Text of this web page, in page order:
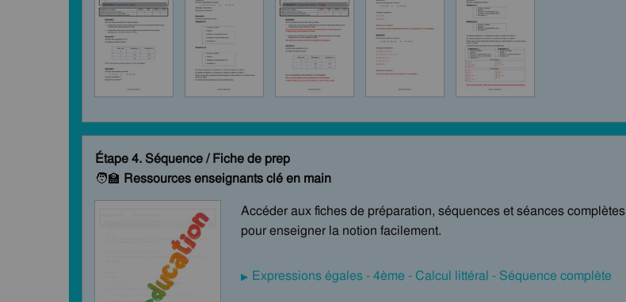
Étape 4. Séquence / Fiche de prep
🧑‍🏫 Ressources enseignants clé en main
Accéder aux fiches de préparation, séquences et séances complètes
pour enseigner la notion facilement.
Expressions égales - 4ème - Calcul littéral - Séquence complète